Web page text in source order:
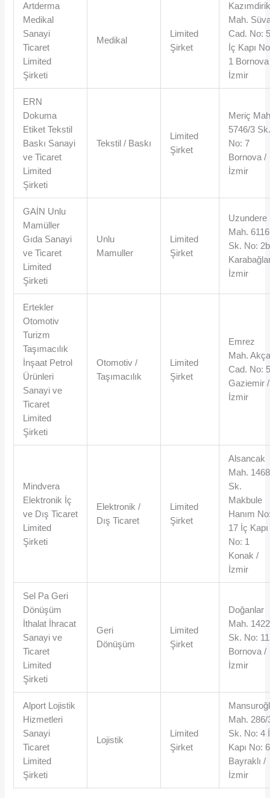
Artderma
Medikal
Sanayi
Ticaret
Limited
Şirketi
Medikal
Limited
Şirket
Mah.
Cad. No:
İç Kapı
1
İzmir
ERN
Dokuma
Etiket Tekstil
Baskı Sanayi
ve Ticaret
Limited
Şirketi
Tekstil / Baskı
Limited
Şirket
Meriç
5746/3
No: 7
Bornova /
İzmir
GAİN Unlu
Mamüller
Gıda Sanayi
ve Ticaret
Limited
Şirketi
Unlu
Mamuller
Limited
Şirket
Uzundere
Mah. 6116
Sk. No: 2b
İzmir
Ertekler
Otomotiv
Turizm
Taşımacılık
İnşaat Petrol
Ürünleri
Sanayi ve
Ticaret
Limited
Şirketi
Otomotiv /
Taşımacılık
Limited
Şirket
Emrez
Mah.
Cad. No:
Gaziemir /
İzmir
Mindvera
Elektronik İç
ve Dış Ticaret
Limited
Şirketi
Elektronik /
Dış Ticaret
Limited
Şirket
Alsancak
Mah. 1468
Sk.
Makbule
Hanım
17 İç Kapı
No: 1
Konak /
İzmir
Sel Pa Geri
Dönüşüm
İthalat İhracat
Sanayi ve
Ticaret
Limited
Şirketi
Geri
Dönüşüm
Limited
Şirket
Doğanlar
Mah. 1422
Sk. No: 11
Bornova /
İzmir
Alport Lojistik
Hizmetleri
Sanayi
Ticaret
Limited
Şirketi
Lojistik
Limited
Şirket
Mah. 286/
Sk. No: 4
Kapı No: 6
Bayraklı /
İzmir